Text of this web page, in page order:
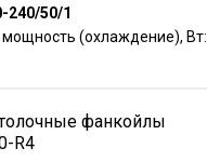
240/50/1
(охлаждение), Вт:
фанкойлы
R4